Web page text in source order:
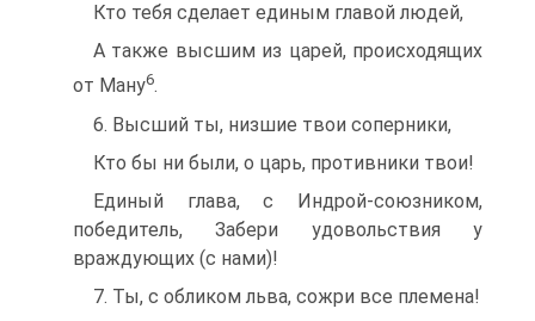
Кто тебя сделает единым главой людей,
А также высшим из царей, происходящих
от Ману6.
6. Высший ты, низшие твои соперники,
Кто бы ни были, о царь, противники твои!
Единый глава, с Индрой-союзником,
победитель, Забери удовольствия у
враждующих (с нами)!
7. Ты, с обликом льва, сожри все племена!